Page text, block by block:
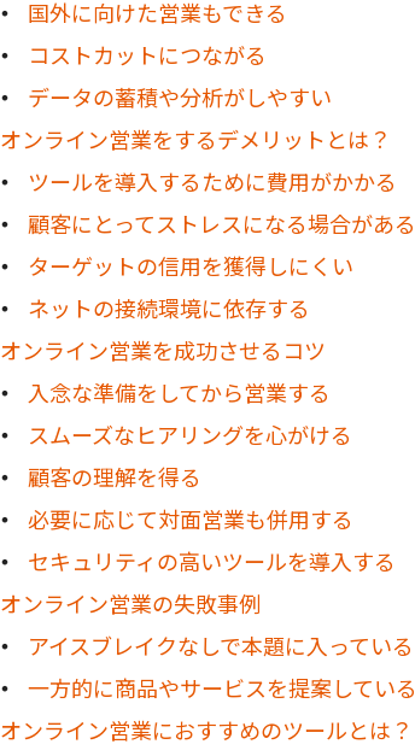
国外に向けた営業もできる
コストカットにつながる
データの蓄積や分析がしやすい
オンライン営業をするデメリットとは？
ツールを導入するために費用がかかる
顧客にとってストレスになる場合がある
ターゲットの信用を獲得しにくい
ネットの接続環境に依存する
オンライン営業を成功させるコツ
入念な準備をしてから営業する
スムーズなヒアリングを心がける
顧客の理解を得る
必要に応じて対面営業も併用する
セキュリティの高いツールを導入する
オンライン営業の失敗事例
アイスブレイクなしで本題に入っている
一方的に商品やサービスを提案している
オンライン営業におすすめのツールとは？